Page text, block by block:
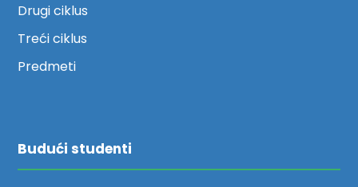
Drugi ciklus
Treći ciklus
Predmeti
Budući studenti